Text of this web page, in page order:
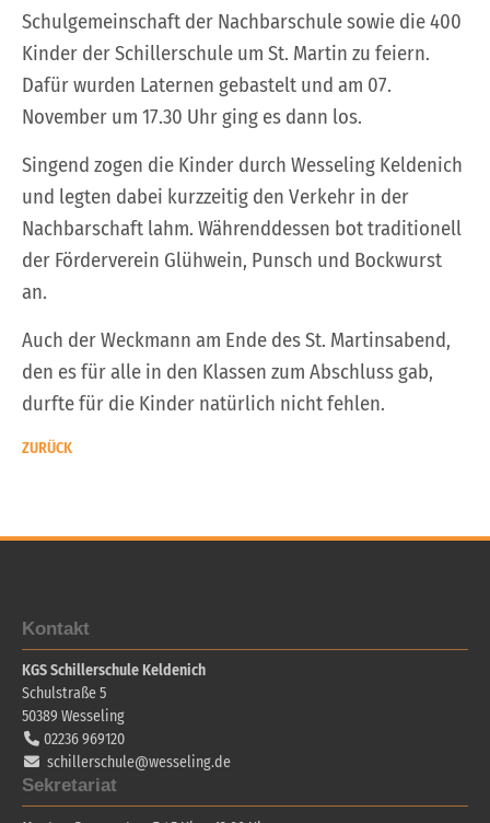
Schulgemeinschaft der Nachbarschule sowie die 400
Kinder der Schillerschule um St. Martin zu feiern.
Dafür wurden Laternen gebastelt und am 07.
November um 17.30 Uhr ging es dann los.
Singend zogen die Kinder durch Wesseling Keldenich
und legten dabei kurzzeitig den Verkehr in der
Nachbarschaft lahm. Währenddessen bot traditionell
der Förderverein Glühwein, Punsch und Bockwurst
an.
Auch der Weckmann am Ende des St. Martinsabend,
den es für alle in den Klassen zum Abschluss gab,
durfte für die Kinder natürlich nicht fehlen.
ZURÜCK
Kontakt
KGS Schillerschule Keldenich
Schulstraße 5
50389 Wesseling
02236 969120
schillerschule@wesseling.de
Sekretariat